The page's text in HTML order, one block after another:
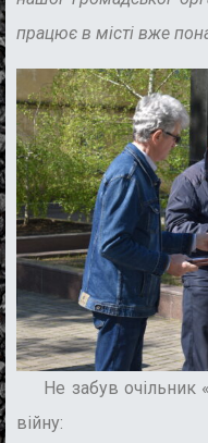
працює в місті вже
Не забув очільник
війну: